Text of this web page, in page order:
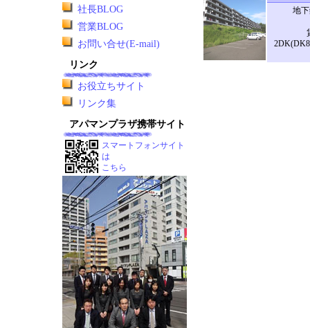
地
社長BLOG
営業BLOG
お問い合せ(E-mail)
リンク
お役立ちサイト
リンク集
アパマンプラザ携帯サイト
スマートフォンサイト
は
こちら